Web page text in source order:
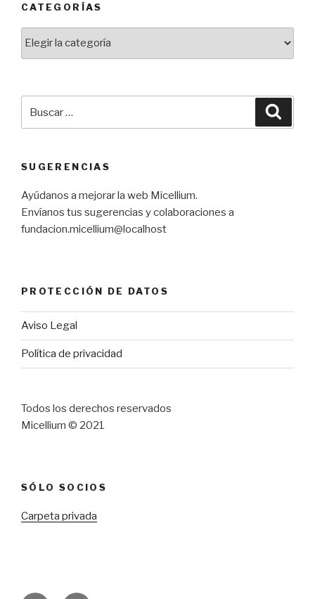
CATEGORÍAS
por:
SUGERENCIAS
Ayúdanos a mejorar la web Micellium.
Envíanos tus sugerencias y colaboraciones a
fundacion.micellium@localhost
PROTECCIÓN DE DATOS
Aviso Legal
Política de privacidad
Todos los derechos reservados
Micellium © 2021
SÓLO SOCIOS
Carpeta privada